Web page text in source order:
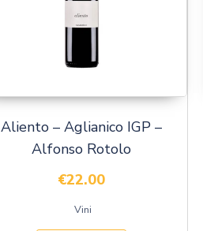
Aliento – Aglianico IGP –
Alfonso Rotolo
€22.00
Vini